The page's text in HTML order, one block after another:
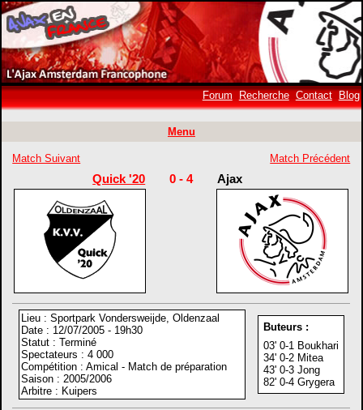
Forum Recherche Contact Blog
Menu
Match Suivant Match Précédent
Quick '20 0 - 4 Ajax
Lieu : Sportpark Vondersweijde, Oldenzaal
Date : 12/07/2005 - 19h30
Statut : Terminé
Spectateurs : 4 000
Compétition : Amical - Match de préparation
Saison : 2005/2006
Arbitre : Kuipers
Buteurs :
03' 0-1 Boukhari
34' 0-2 Mitea
43' 0-3 Jong
82' 0-4 Grygera